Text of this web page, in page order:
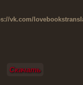
vk.com/
Скачать